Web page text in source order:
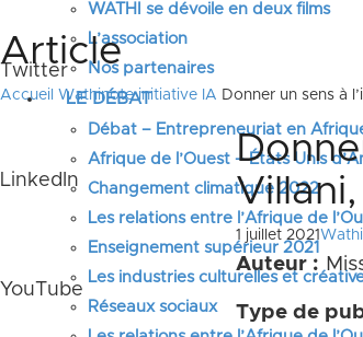
Twitter
LinkedIn
YouTube
WATHI se dévoile en deux films
L’association
Nos partenaires
LE DÉBAT
Débat – Entrepreneuriat en
Afrique de l’Ouest – États Unis
Changement climatique 2022
Les relations entre l’Afrique de
Enseignement supérieur 2021
Les industries culturelles et
Réseaux sociaux
Article
Accueil Wathinote initiative IA Donner un sens à
1 juillet 2021
Auteur :
Type de